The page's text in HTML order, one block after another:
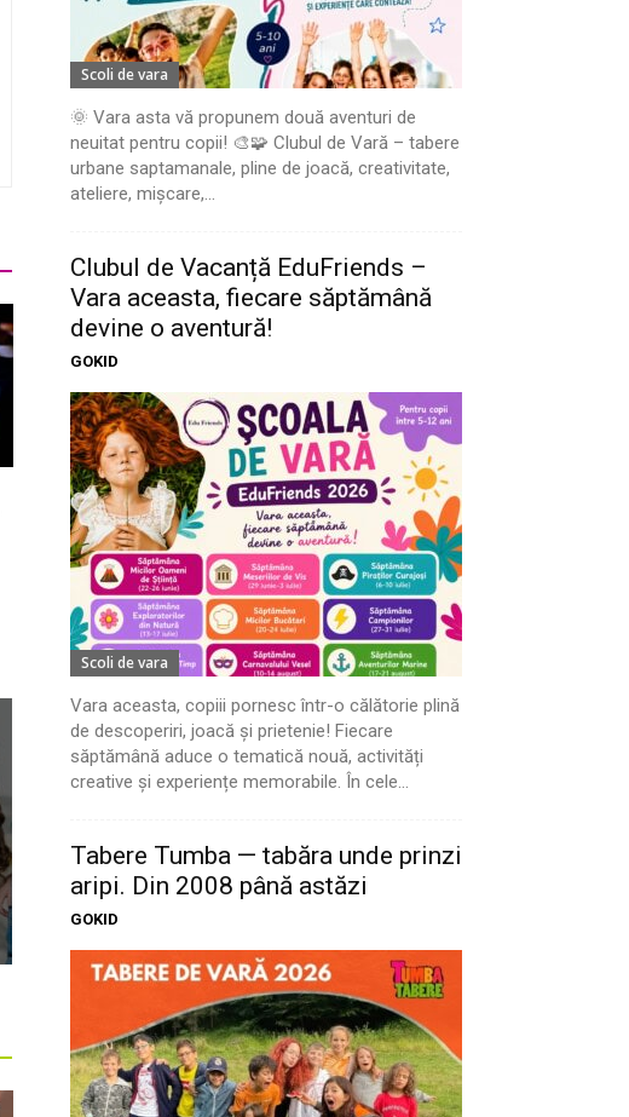
Scoli de vara
🌞 Vara asta vă propunem două aventuri de
neuitat pentru copii! 🎨🧩 Clubul de Vară – tabere
urbane saptamanale, pline de joacă, creativitate,
ateliere, mișcare,...
Clubul de Vacanță EduFriends –
Vara aceasta, fiecare săptămână
devine o aventură!
GOKID
Scoli de vara
Vara aceasta, copiii pornesc într-o călătorie plină
de descoperiri, joacă și prietenie! Fiecare
săptămână aduce o tematică nouă, activități
creative și experiențe memorabile. În cele...
Tabere Tumba — tabăra unde prinzi
aripi. Din 2008 până astăzi
GOKID